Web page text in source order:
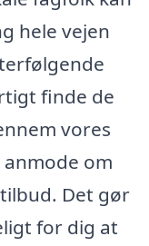
hele vejen
finde de
vores
om
Det gør
for dig at